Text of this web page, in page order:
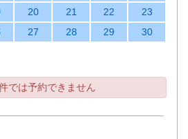
20 21 22
23
27 28 29
30
では予約できません